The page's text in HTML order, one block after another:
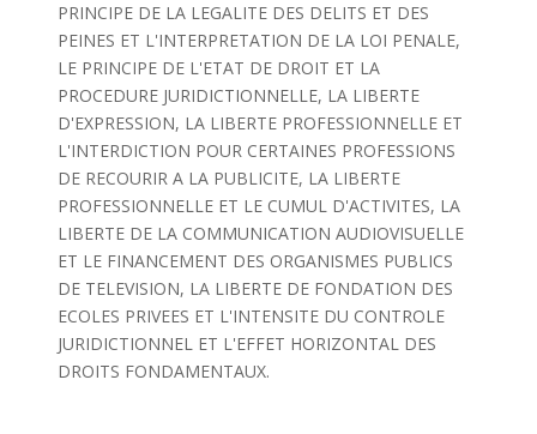
PRINCIPE DE LA LEGALITE DES DELITS ET DES
PEINES ET L'INTERPRETATION DE LA LOI PENALE,
LE PRINCIPE DE L'ETAT DE DROIT ET LA
PROCEDURE JURIDICTIONNELLE, LA LIBERTE
D'EXPRESSION, LA LIBERTE PROFESSIONNELLE ET
L'INTERDICTION POUR CERTAINES PROFESSIONS
DE RECOURIR A LA PUBLICITE, LA LIBERTE
PROFESSIONNELLE ET LE CUMUL D'ACTIVITES, LA
LIBERTE DE LA COMMUNICATION AUDIOVISUELLE
ET LE FINANCEMENT DES ORGANISMES PUBLICS
DE TELEVISION, LA LIBERTE DE FONDATION DES
ECOLES PRIVEES ET L'INTENSITE DU CONTROLE
JURIDICTIONNEL ET L'EFFET HORIZONTAL DES
DROITS FONDAMENTAUX.